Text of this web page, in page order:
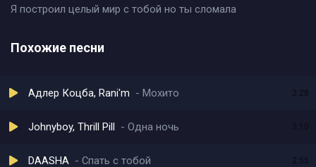
Я построил целый мир с тобой но ты сломала
Похожие песни
Адлер Коцба, Rani'm Мохито 2:28
Johnyboy, Thrill Pill Одна ночь
DAASHA Спать с тобой 2:55